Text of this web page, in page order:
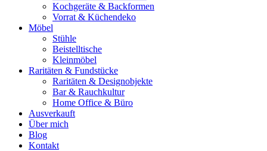
Kochgeräte & Backformen
Vorrat & Küchendeko
Möbel
Stühle
Beistelltische
Kleinmöbel
Raritäten & Fundstücke
Raritäten & Designobjekte
Bar & Rauchkultur
Home Office & Büro
Ausverkauft
Über mich
Blog
Kontakt